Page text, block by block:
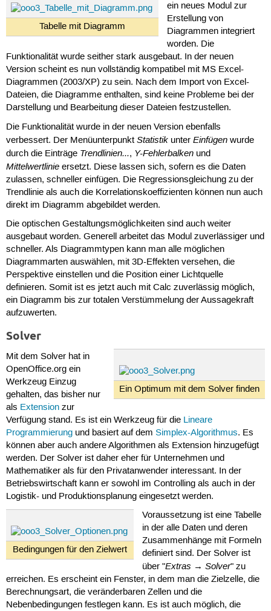
Tabelle mit Diagramm
ein neues Modul zur
Erstellung von
Diagrammen integriert
worden. Die
Funktionalität wurde seither stark ausgebaut. In der neuen
Version scheint es nun vollständig kompatibel mit MS Excel-
Diagrammen (2003/XP) zu sein. Nach dem Import von Excel-
Dateien, die Diagramme enthalten, sind keine Probleme bei der
Darstellung und Bearbeitung dieser Dateien festzustellen.
Die Funktionalität wurde in der neuen Version ebenfalls
verbessert. Der Menüunterpunkt Statistikunter Einfügenwurde
durch die Einträge Trendlinien..., Y-Fehlerbalkenund
Mittelwertlinieersetzt. Diese lassen sich, sofern es die Daten
zulassen, schneller einfügen. Die Regressionsgleichung zu der
Trendlinie als auch die Korrelationskoeffizienten können nun auch
direkt im Diagramm abgebildet werden.
Die optischen Gestaltungsmöglichkeiten sind auch weiter
ausgebaut worden. Generell arbeitet das Modul zuverlässiger und
schneller. Als Diagrammtypen kann man alle möglichen
Diagrammarten auswählen, mit 3D-Effekten versehen, die
Perspektive einstellen und die Position einer Lichtquelle
definieren. Somit ist es jetzt auch mit Calc zuverlässig möglich,
ein Diagramm bis zur totalen Verstümmelung der Aussagekraft
aufzuwerten.
Solver
Ein Optimum mit dem Solver finden
Mit dem Solver hat in
OpenOffice.org ein
Werkzeug Einzug
gehalten, das bisher nur
als Extensionzur
Verfügung stand. Es ist ein Werkzeug für die Lineare
Programmierungund basiert auf dem Simplex-Algorithmus. Es
können aber auch andere Algorithmen als Extension hinzugefügt
werden. Der Solver ist daher eher für Unternehmen und
Mathematiker als für den Privatanwender interessant. In der
Betriebswirtschaft kann er sowohl im Controlling als auch in der
Logistik- und Produktionsplanung eingesetzt werden.
Bedingungen für den Zielwert
Voraussetzung ist eine Tabelle
in der alle Daten und deren
Zusammenhänge mit Formeln
definiert sind. Der Solver ist
über "Extras →Solver" zu
erreichen. Es erscheint ein Fenster, in dem man die Zielzelle, die
Berechnungsart, die veränderbaren Zellen und die
Nebenbedingungen festlegen kann. Es ist auch möglich, die